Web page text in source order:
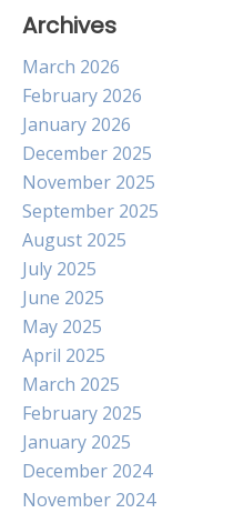
Archives
March 2026
February 2026
January 2026
December 2025
November 2025
September 2025
August 2025
July 2025
June 2025
May 2025
April 2025
March 2025
February 2025
January 2025
December 2024
November 2024